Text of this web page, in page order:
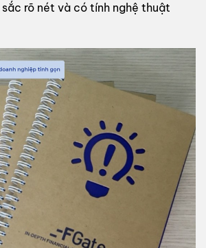
rõ nét và có tính nghệ thuật